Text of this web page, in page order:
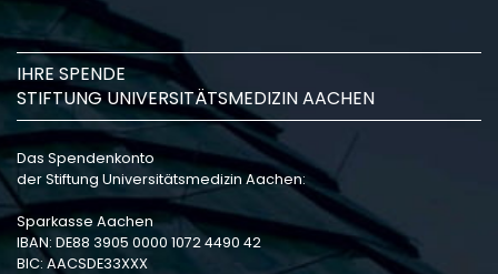
IHRE SPENDE
STIFTUNG UNIVERSITÄTSMEDIZIN AACHEN
Das Spendenkonto
der Stiftung Universitätsmedizin Aachen:
Sparkasse Aachen
IBAN: DE88 3905 0000 1072 4490 42
BIC: AACSDE33XXX